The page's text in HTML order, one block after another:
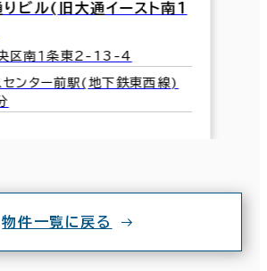
ビル(旧大通イースト南１
区南１条東2-13-4
センター前駅(地下鉄東西線)
物件一覧に戻る